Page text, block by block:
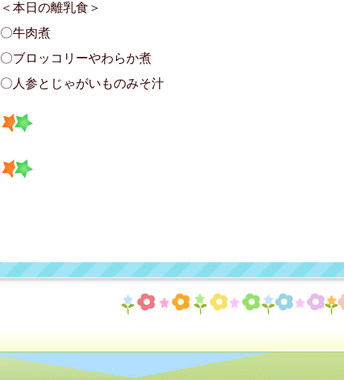
＜本日の離乳食＞
〇牛肉煮
〇ブロッコリーやわらか煮
〇人参とじゃがいものみそ汁